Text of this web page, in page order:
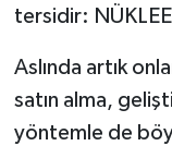
tersidir:
Aslında artık
satın alma,
yöntemle de